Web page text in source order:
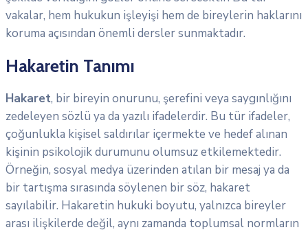
vakalar, hem hukukun işleyişi hem de bireylerin haklarını
koruma açısından önemli dersler sunmaktadır.
Hakaretin Tanımı
Hakaret, bir bireyin onurunu, şerefini veya saygınlığını
zedeleyen sözlü ya da yazılı ifadelerdir. Bu tür ifadeler,
çoğunlukla kişisel saldırılar içermekte ve hedef alınan
kişinin psikolojik durumunu olumsuz etkilemektedir.
Örneğin, sosyal medya üzerinden atılan bir mesaj ya da
bir tartışma sırasında söylenen bir söz, hakaret
sayılabilir. Hakaretin hukuki boyutu, yalnızca bireyler
arası ilişkilerde değil, aynı zamanda toplumsal normların